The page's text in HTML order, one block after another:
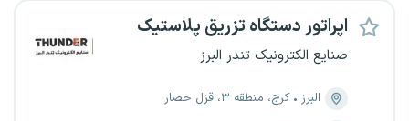
اپراتور دستگاه تزریق پلاستیک
صنایع الکترونیک تندر البرز
البرز
کرج، منطقه ۳، قزل حصار